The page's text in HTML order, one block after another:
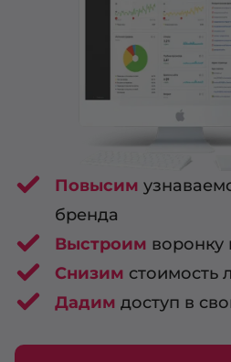
Повысим
бренда
Выстроим
Снизим стоимость
Дадим доступ в